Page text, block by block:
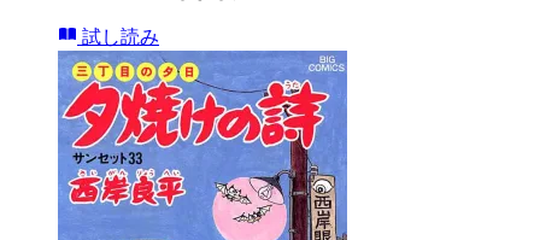
試し読み